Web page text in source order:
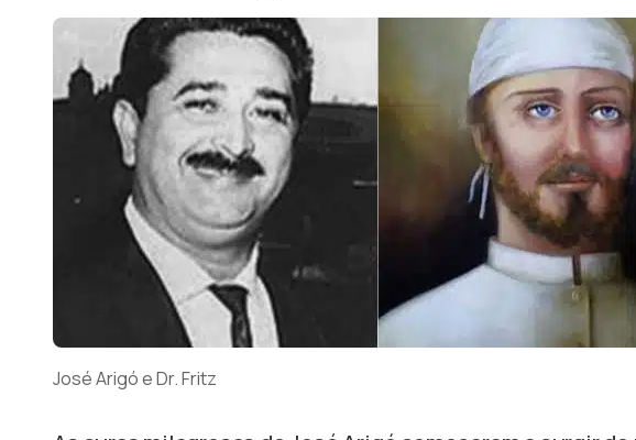
José Arigó e Dr. Fritz